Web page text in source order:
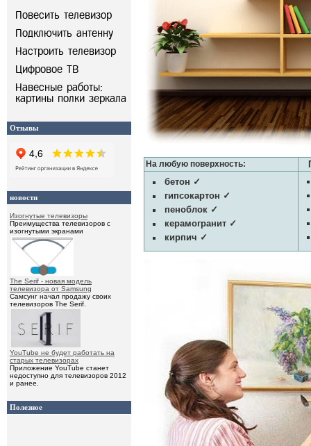
Повесить телевизор
Подключить антенну
Настроить телевизор
Цифровое ТВ
Навесные работы:
картины полки зеркала
Отзывы
новости
Изогнутые телевизоры
Преимущества телевизоров с
изогнутыми экранами
The Serif - новая модель
телевизора от Samsung
Самсунг начал продажу своих
телевизоров The Serif.
YouTube не будет работать на
старых телевизорах
Приложение YouTube станет
недоступно для телевизоров 2012
и ранее.
Полезное
На любую поверхность:
бетон ✓
гипсокартон ✓
пеноблок ✓
керамогранит ✓
кирпич ✓